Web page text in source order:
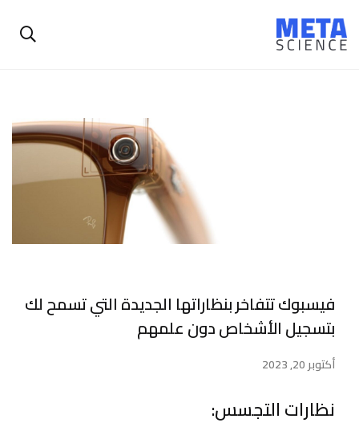
فيسبوك تتفاخر بنظاراتها الجديدة التي تسمح لك
بتسجيل الأشخاص دون علمهم
أكتوبر 20, 2023
نظارات التجسس: